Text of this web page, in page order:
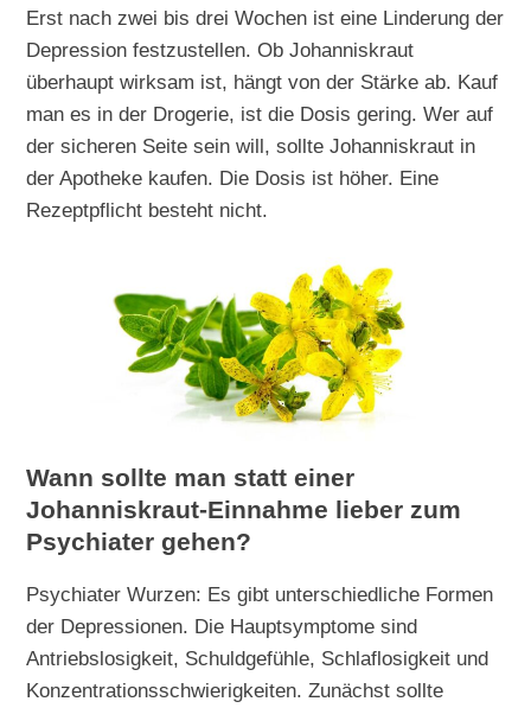
Erst nach zwei bis drei Wochen ist eine Linderung der
Depression festzustellen. Ob Johanniskraut
überhaupt wirksam ist, hängt von der Stärke ab. Kauf
man es in der Drogerie, ist die Dosis gering. Wer auf
der sicheren Seite sein will, sollte Johanniskraut in
der Apotheke kaufen. Die Dosis ist höher. Eine
Rezeptpflicht besteht nicht.
Wann sollte man statt einer
Johanniskraut-Einnahme lieber zum
Psychiater gehen?
Psychiater Wurzen: Es gibt unterschiedliche Formen
der Depressionen. Die Hauptsymptome sind
Antriebslosigkeit, Schuldgefühle, Schlaflosigkeit und
Konzentrationsschwierigkeiten. Zunächst sollte